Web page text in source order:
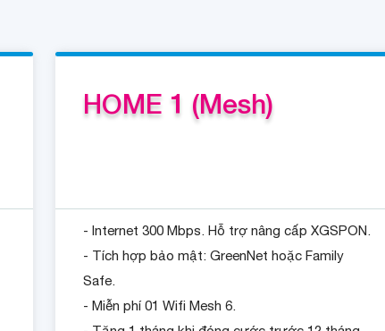
HOME 1 (Mesh)
- Internet 300 Mbps. Hỗ trợ nâng cấp XGSPON.
- Tích hợp bảo mật: GreenNet hoặc Family
Safe.
- Miễn phí 01 Wifi Mesh 6.